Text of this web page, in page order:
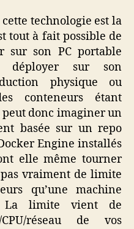
cette technologie est la
tout à fait possible de
sur son PC portable
sur son
physique ou
conteneurs étant
donc imaginer un
basée sur un repo
Engine installés
elle même tourner
vraiment de limite
qu’une machine
La limite vient de
CPU/réseau de vos